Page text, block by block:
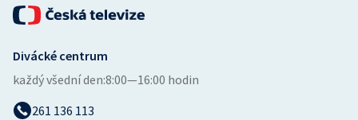
Divácké centrum
každý všední den:8:00—16:00 hodin
261 136 113